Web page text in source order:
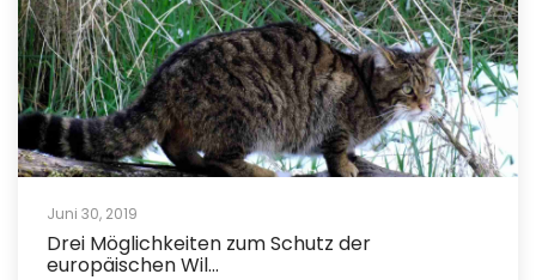
Juni 30, 2019
Drei Möglichkeiten zum Schutz der
europäischen Wil...